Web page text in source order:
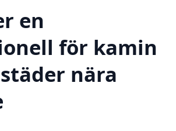
en
för kamin
nära